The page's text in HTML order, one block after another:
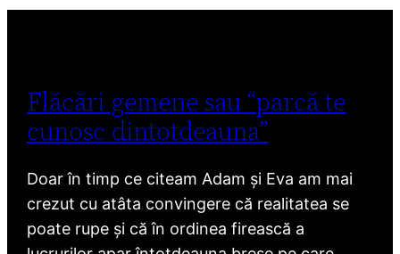
Flăcări gemene sau “parcă te
cunosc dintotdeauna”
Doar în timp ce citeam Adam și Eva am mai
crezut cu atâta convingere că realitatea se
poate rupe și că în ordinea firească a